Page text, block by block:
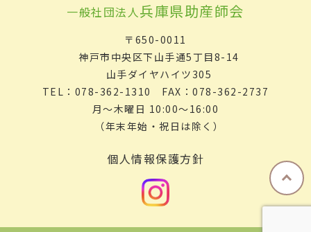
一般社団法人兵庫県助産師会
〒650-0011
神戸市中央区下山手通5丁目8-14
山手ダイヤハイツ305
TEL：078-362-1310 FAX：078-362-2737
月～木曜日 10:00～16:00
（年末年始・祝日は除く）
個人情報保護方針